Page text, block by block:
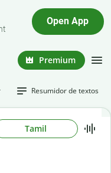
Open App
Premium
Resumidor de textos
Tamil